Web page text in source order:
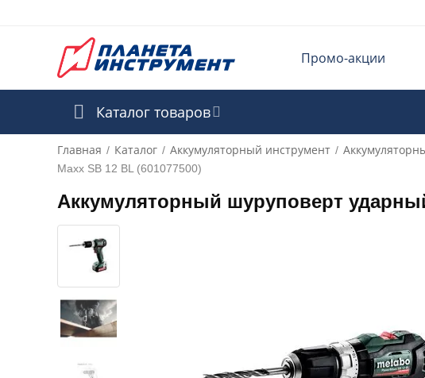
Промо-акции
Каталог товаров
Главная / Каталог / Аккумуляторный инструмент /
Maxx SB 12 BL (601077500)
Аккумуляторный шуруповерт